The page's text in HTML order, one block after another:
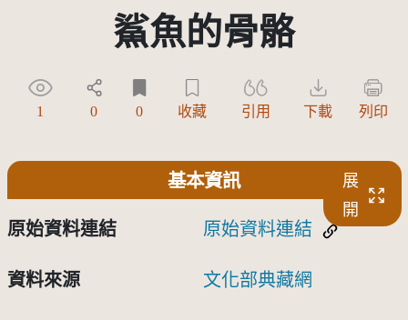
鯊魚的骨骼
1 0 0 收藏 引用 下載 列印
基本資訊
展
開
原始資料連結 原始資料連結
資料來源 文化部典藏網